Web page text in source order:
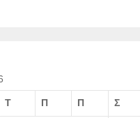
Τ Π Π Σ